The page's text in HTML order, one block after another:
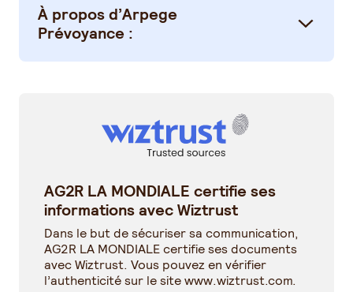
À propos d’Arpege
Prévoyance :
AG2R LA MONDIALE certifie ses
informations avec Wiztrust
Dans le but de sécuriser sa communication,
AG2R LA MONDIALE certifie ses documents
avec Wiztrust. Vous pouvez en vérifier
l’authenticité sur le sitewww.wiztrust.com.